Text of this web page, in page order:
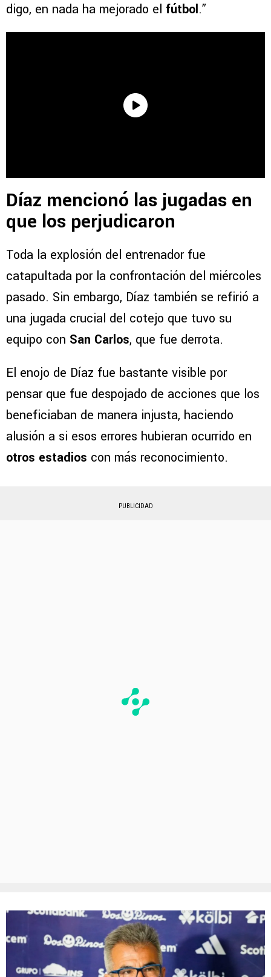
digo, en nada ha mejorado el fútbol.”
Díaz mencionó las jugadas en
que los perjudicaron
Toda la explosión del entrenador fue
catapultada por la confrontación del miércoles
pasado. Sin embargo, Díaz también se refirió a
una jugada crucial del cotejo que tuvo su
equipo con San Carlos, que fue derrota.
El enojo de Díaz fue bastante visible por
pensar que fue despojado de acciones que los
beneficiaban de manera injusta, haciendo
alusión a si esos errores hubieran ocurrido en
otros estadios con más reconocimiento.
PUBLICIDAD